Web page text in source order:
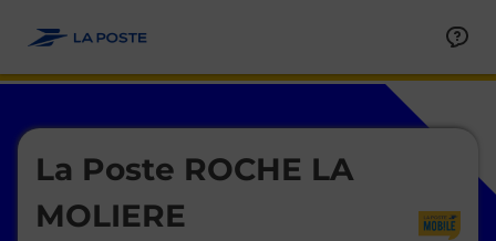
La Poste ROCHE LA
MOLIERE
Le lien s'ouvre dans un nouvel onglet